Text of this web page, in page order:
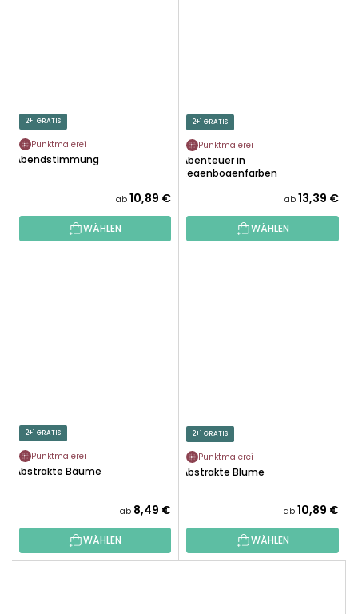
2+1 GRATIS
Punktmalerei
Abendstimmung
ab 10,89 €
WÄHLEN
2+1 GRATIS
Punktmalerei
Abenteuer in
Regenbogenfarben
ab 13,39 €
WÄHLEN
2+1 GRATIS
Punktmalerei
Abstrakte Bäume
ab 8,49 €
WÄHLEN
2+1 GRATIS
Punktmalerei
Abstrakte Blume
ab 10,89 €
WÄHLEN